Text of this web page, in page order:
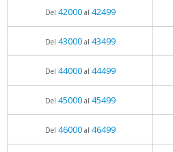
Del 42000al 42499
Del 43000al 43499
Del 44000al 44499
Del 45000al 45499
Del 46000al 46499